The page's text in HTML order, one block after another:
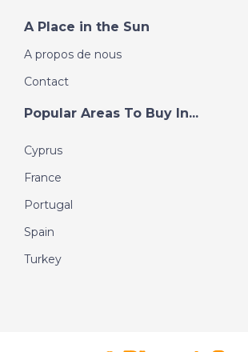
A Place in the Sun
A propos de nous
Contact
Popular Areas To Buy In...
Cyprus
France
Portugal
Spain
Turkey